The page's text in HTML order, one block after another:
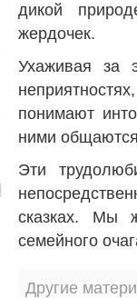
дикой
жердочек.
Ухаживая за
понимают
ними
Эти
сказках. Мы
семейного
Другие